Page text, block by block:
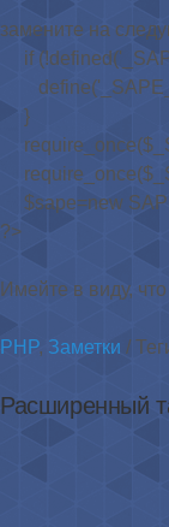
замените на
if
}
$sape=new
?>
Имейте в виду,
PHP, Заметки /
Расширенный